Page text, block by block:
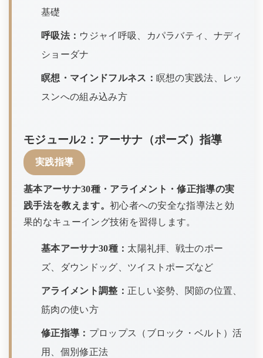
基礎
呼吸法： ウジャイ呼吸、カパラバティ、ナディ
ショーダナ
瞑想・マインドフルネス： 瞑想の実践法、レッ
スンへの組み込み方
モジュール2：アーサナ（ポーズ）指導
実践指導
基本アーサナ30種・アライメント・修正指導の実
践手法を教えます。 初心者への安全な指導法と効
果的なキューイング技術を習得します。
基本アーサナ30種： 太陽礼拝、戦士のポー
ズ、ダウンドッグ、ツイストポーズなど
アライメント調整： 正しい姿勢、関節の位置、
筋肉の使い方
修正指導： プロップス（ブロック・ベルト）活
用、個別修正法